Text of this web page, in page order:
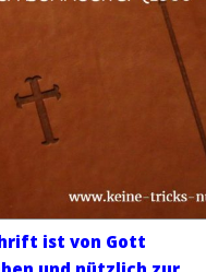
ist von Gott